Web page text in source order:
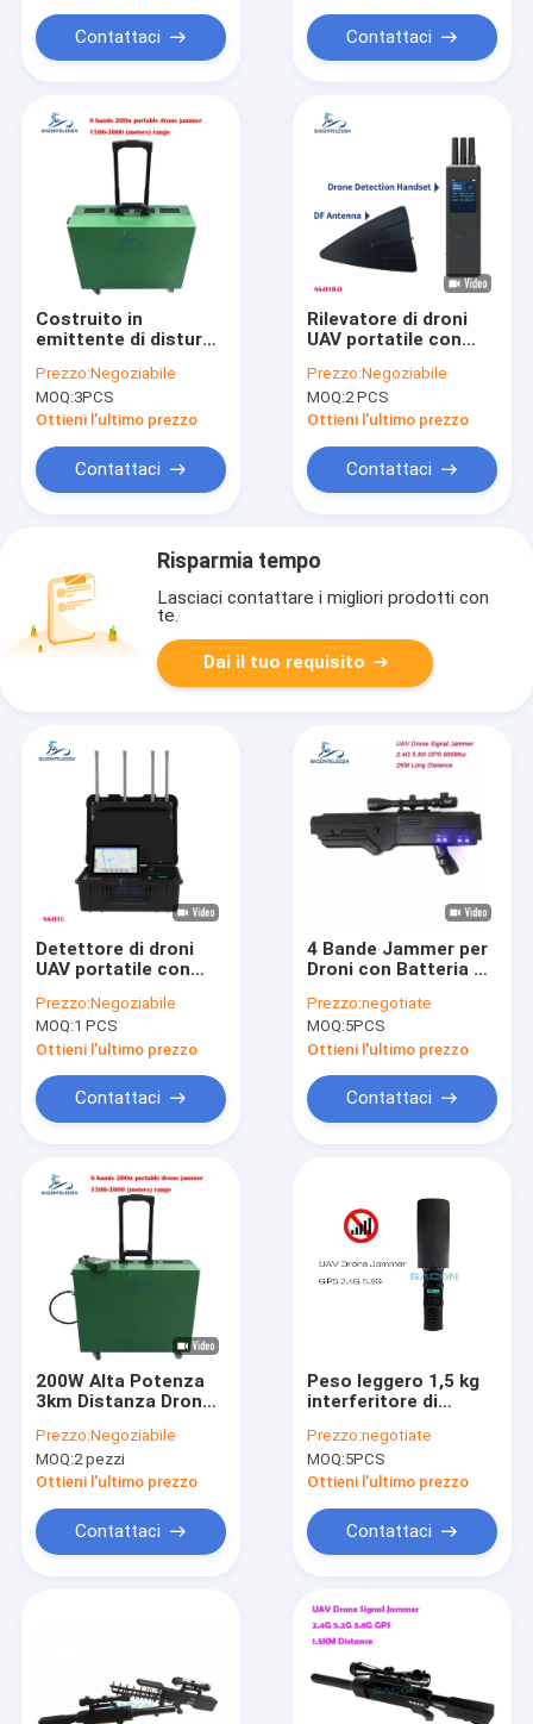
Video
Contattaci
del UAVContattaci
Costruito in
emittente di disturbo
fuco del carrello
della batteria
incanala la gamma di
Prezzo:Negoziabile
MOQ:3PCS
Ottieni l'ultimo prezzo
Contattaci
Rilevatore di droni
UAV portatile con
omnidirezionale a 3
km di distanza di
rilevamento e
per serie DJI
Prezzo:Negoziabile
MOQ:2 PCS
Ottieni l'ultimo prezzo
Contattaci
Risparmia tempo
Lasciaci contattare i migliori prodotti con
te.
Dai il tuo requisito
Detettore di droni
UAV portatile con
capacità multi-
frequenza
Prezzo:Negoziabile
MOQ:1 PCS
Ottieni l'ultimo prezzo
Contattaci
4 Bande Jammer per
Droni con Batteria da
di 2KM per Bloccare
Segnali UAV
Prezzo:negotiate
MOQ:5PCS
Ottieni l'ultimo prezzo
Contattaci
200W Alta Potenza
3km Distanza Drone
Canali per Difesa
Anti-Drone UAV
Prezzo:Negoziabile
MOQ:2 pezzi
Ottieni l'ultimo prezzo
Contattaci
Peso leggero 1,5 kg
interferitore di
portatile con portata
di 500 m e potenza di
uscita di 20 W per
Prezzo:negotiate
MOQ:5PCS
Ottieni l'ultimo prezzo
Contattaci